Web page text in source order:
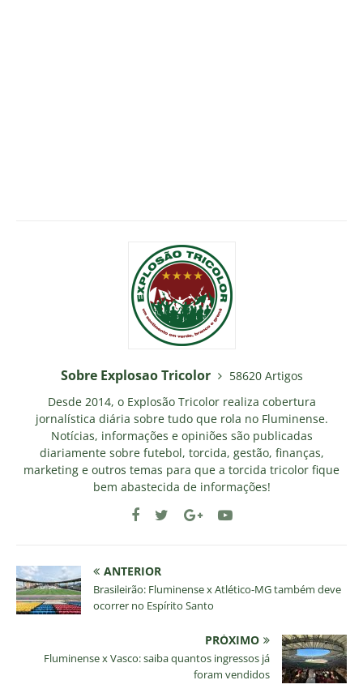
Sobre Explosao Tricolor
58620 Artigos
Desde 2014, o Explosão Tricolor realiza cobertura
jornalística diária sobre tudo que rola no Fluminense.
Notícias, informações e opiniões são publicadas
diariamente sobre futebol, torcida, gestão, finanças,
marketing e outros temas para que a torcida tricolor fique
bem abastecida de informações!
ANTERIOR
Brasileirão: Fluminense x Atlético-MG também deve
ocorrer no Espírito Santo
PRÓXIMO
Fluminense x Vasco: saiba quantos ingressos já
foram vendidos